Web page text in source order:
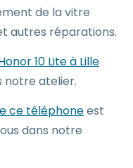
de la vitre
autres réparations.
10 Lite à Lille
notre atelier.
ce téléphoneest
dans notre